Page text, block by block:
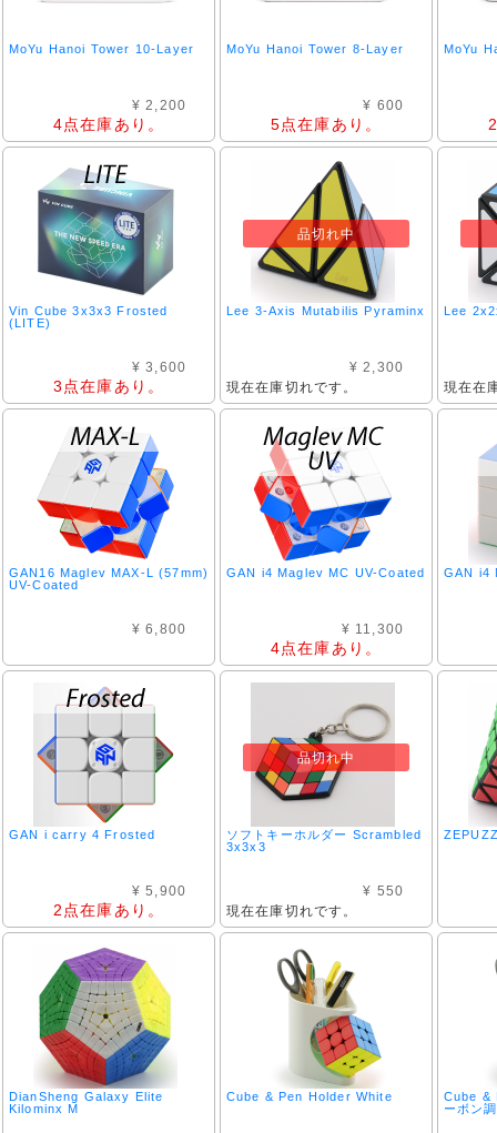
MoYu Hanoi Tower 10-Layer
¥ 2,200
4点在庫あり。
MoYu Hanoi Tower 8-Layer
¥ 600
5点在庫あり。
MoYu
Vin Cube 3x3x3 Frosted
(LITE)
¥ 3,600
3点在庫あり。
品切れ中
Lee 3-Axis Mutabilis Pyraminx
¥ 2,300
現在在庫切れです。
Lee
現在在
GAN16 Maglev MAX-L (57mm)
UV-Coated
¥ 6,800
GAN i4 Maglev MC UV-Coated
¥ 11,300
4点在庫あり。
GAN i4
GAN i carry 4 Frosted
¥ 5,900
2点在庫あり。
品切れ中
ソフトキーホルダー Scrambled
3x3x3
¥ 550
現在在庫切れです。
DianSheng Galaxy Elite
Kilominx M
Cube & Pen Holder White
Cube &
ーボン